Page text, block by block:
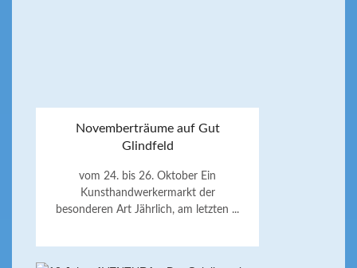
Novemberträume auf Gut
Glindfeld
vom 24. bis 26. Oktober Ein
Kunsthandwerkermarkt der
besonderen Art Jährlich, am letzten ...